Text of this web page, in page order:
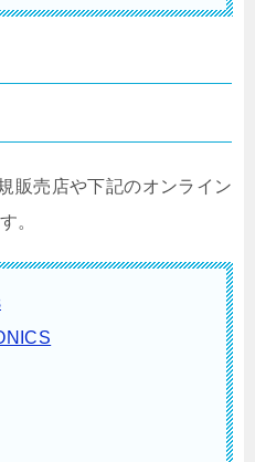
販売店や下記のオンライン
。